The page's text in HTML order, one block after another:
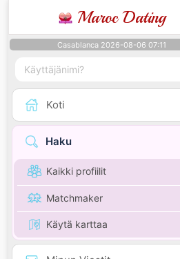
Maroc Dating
Casablanca 2026-08-06 07:11
Koti
Haku
Kaikki profiilit
Matchmaker
Käytä karttaa